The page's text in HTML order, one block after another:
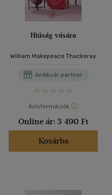
Hiúság vására
William Makepeace Thackeray
Antikvár partner
Árinformációk
Online ár: 3 490 Ft
Kosárba